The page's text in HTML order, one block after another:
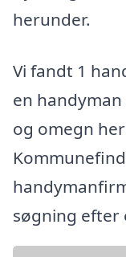
herunder.
Vi fandt 1
en
og omegn
søgning efter